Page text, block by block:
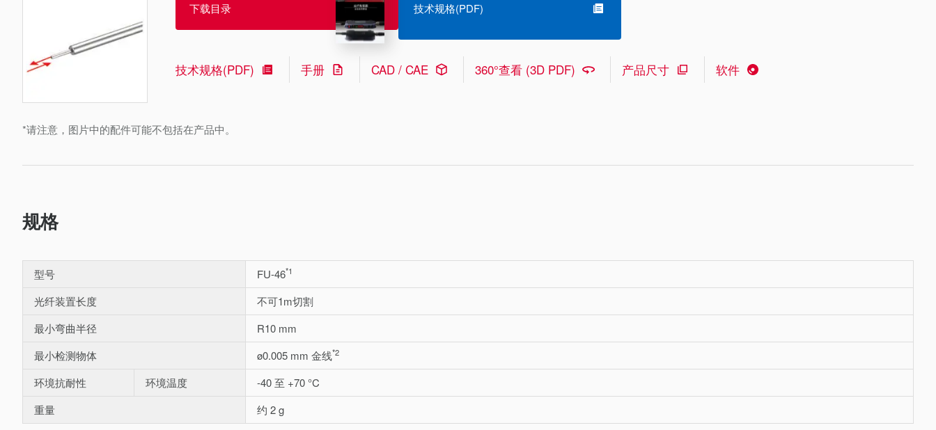
*请注意，图片中的配件可能不包括在产品中。
下载目录 技术规格(PDF)
技术规格(PDF) 手册 CAD / CAE 360°查看 (3D PDF) 产品尺寸 软件
规格
型号 FU-46*1
光纤装置长度
不可1m切割
最小弯曲半径
R10 mm
最小检测物体
ø0.005 mm 金线*2
环境抗耐性 环境温度
-40 至 +70 °C
重量
约 2 g